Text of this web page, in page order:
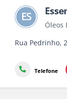
ES
Óleos
Rua Pedrinho,
Telefone